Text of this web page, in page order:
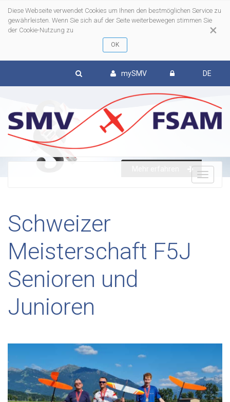
×
Diese Webseite verwendet Cookies um Ihnen den bestmöglichen Service zu
gewährleisten. Wenn Sie sich auf der Seite weiterbewegen stimmen Sie
der Cookie-Nutzung zu
mySMV DE
Schweizer
Meisterschaft F5J
Senioren und
Junioren